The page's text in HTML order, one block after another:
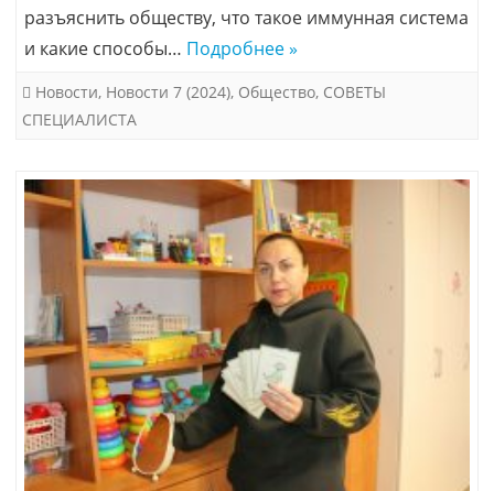
разъяснить обществу, что такое иммунная система
и какие способы… Подробнее »
Новости, Новости 7 (2024), Общество, СОВЕТЫ
СПЕЦИАЛИСТА